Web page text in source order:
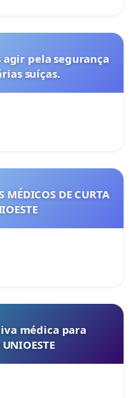
agir pela segurança
suíças.
MÉDICOS DE CURTA
médica para